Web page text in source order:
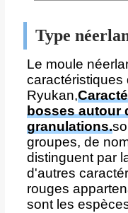
Type
Le moule
caractéristiques
Ryukan,
bosses autour
granulations.
groupes, de
distinguent par
d'autres
rouges
sont les